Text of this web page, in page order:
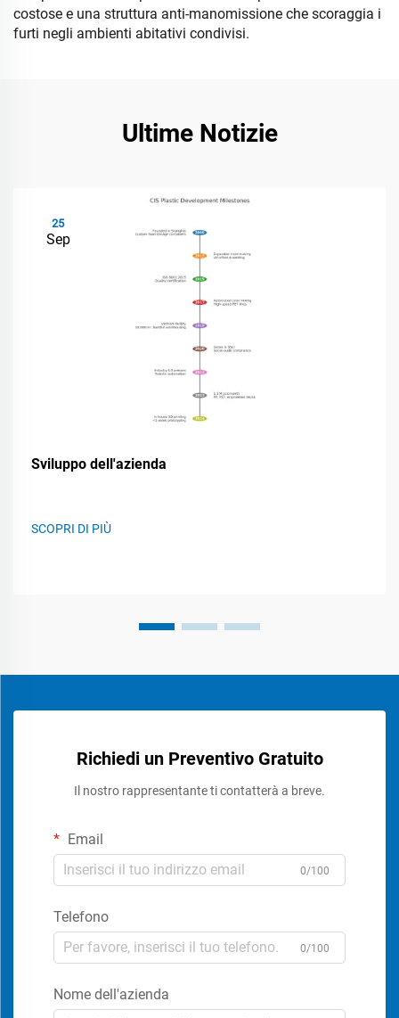
costose e una struttura anti-manomissione che scoraggia i
furti negli ambienti abitativi condivisi.
Ultime Notizie
25
Sep
Sviluppo dell'azienda
SCOPRI DI PIÙ
Richiedi un Preventivo Gratuito
Il nostro rappresentante ti contatterà a breve.
Email
0/100
Telefono
0/100
Nome dell'azienda